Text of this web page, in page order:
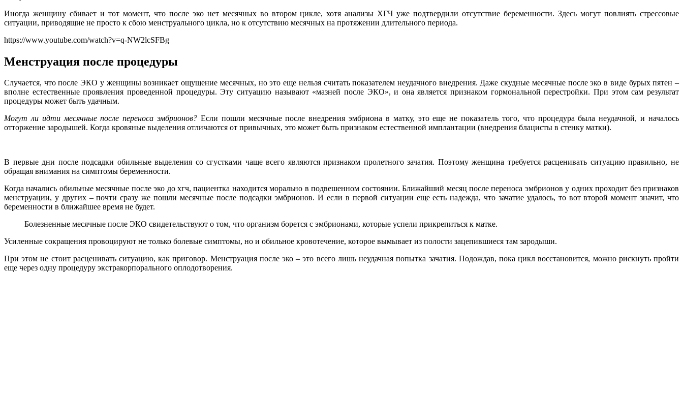
Иногда женщину сбивает и тот момент, что после эко нет месячных во втором цикле, хотя анализы ХГЧ уже подтвердили отсутствие беременности. Здесь могут повлиять стрессовые
ситуации, приводящие не просто к сбою менструального цикла, но к отсутствию месячных на протяжении длительного периода.
https://www.youtube.com/watch?v=q-NW2lcSFBg
Менструация после процедуры
Случается, что после ЭКО у женщины возникает ощущение месячных, но это еще нельзя считать показателем неудачного внедрения. Даже скудные месячные после эко в виде бурых пятен –
вполне естественные проявления проведенной процедуры. Эту ситуацию называют «мазней после ЭКО», и она является признаком гормональной перестройки. При этом сам результат
процедуры может быть удачным.
Могут ли идти месячные после переноса эмбрионов? Если пошли месячные после внедрения эмбриона в матку, это еще не показатель того, что процедура была неудачной, и началось
отторжение зародышей. Когда кровяные выделения отличаются от привычных, это может быть признаком естественной имплантации (внедрения блацисты в стенку матки).
В первые дни после подсадки обильные выделения со сгустками чаще всего являются признаком пролетного зачатия. Поэтому женщина требуется расценивать ситуацию правильно, не
обращая внимания на симптомы беременности.
Когда начались обильные месячные после эко до хгч, пациентка находится морально в подвешенном состоянии. Ближайший месяц после переноса эмбрионов у одних проходит без признаков
менструации, у других – почти сразу же пошли месячные после подсадки эмбрионов. И если в первой ситуации еще есть надежда, что зачатие удалось, то вот второй момент значит, что
беременности в ближайшее время не будет.
Болезненные месячные после ЭКО свидетельствуют о том, что организм борется с эмбрионами, которые успели прикрепиться к матке.
Усиленные сокращения провоцируют не только болевые симптомы, но и обильное кровотечение, которое вымывает из полости зацепившиеся там зародыши.
При этом не стоит расценивать ситуацию, как приговор. Менструация после эко – это всего лишь неудачная попытка зачатия. Подождав, пока цикл восстановится, можно рискнуть пройти
еще через одну процедуру экстракорпорального оплодотворения.